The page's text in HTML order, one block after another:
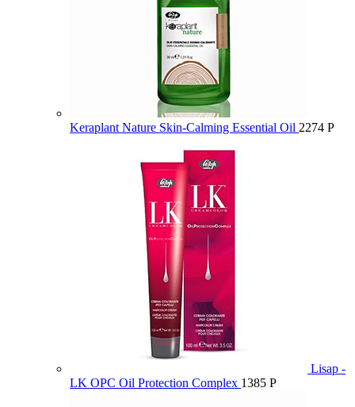
Keraplant Nature Skin-Calming Essential Oil 2274 Р
Lisap -
LK OPC Oil Protection Complex 1385 Р